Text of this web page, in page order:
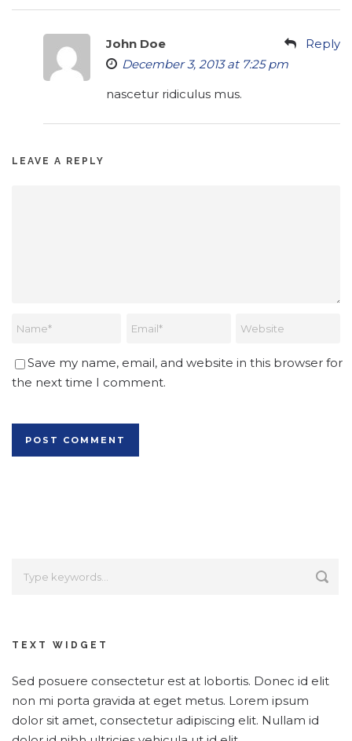
John Doe
December 3, 2013 at 7:25 pm
Reply
nascetur ridiculus mus.
LEAVE A REPLY
Save my name, email, and website in this browser for
the next time I comment.
TEXT WIDGET
Sed posuere consectetur est at lobortis. Donec id elit
non mi porta gravida at eget metus. Lorem ipsum
dolor sit amet, consectetur adipiscing elit. Nullam id